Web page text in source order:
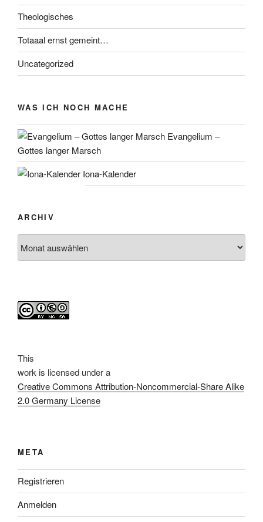
Theologisches
Totaaal ernst gemeint…
Uncategorized
WAS ICH NOCH MACHE
Evangelium –
Gottes langer Marsch
Iona-Kalender
ARCHIV
This
work is licensed under a
Creative Commons Attribution-Noncommercial-Share Alike
2.0 Germany License
META
Registrieren
Anmelden